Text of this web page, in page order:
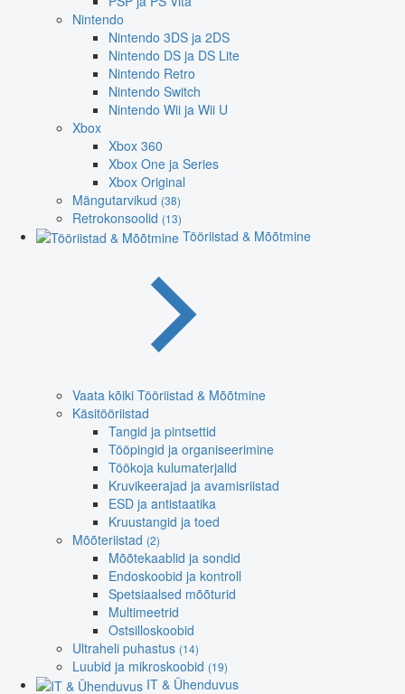
Nintendo
Nintendo 3DS ja 2DS
Nintendo DS ja DS Lite
Nintendo Retro
Nintendo Switch
Nintendo Wii ja Wii U
Xbox
Xbox 360
Xbox One ja Series
Xbox Original
Mängutarvikud (38)
Retrokonsoolid (13)
Tööriistad & Mõõtmine
Vaata kõiki Tööriistad & Mõõtmine
Käsitööriistad
Tangid ja pintsettid
Tööpingid ja organiseerimine
Töökoja kulumaterjalid
Kruvikeerajad ja avamisriistad
ESD ja antistaatika
Kruustangid ja toed
Mõõteriistad (2)
Mõõtekaablid ja sondid
Endoskoobid ja kontroll
Spetsiaalsed mõõturid
Multimeetrid
Ostsilloskoobid
Ultraheli puhastus (14)
Luubid ja mikroskoobid (19)
IT & Ühenduvus